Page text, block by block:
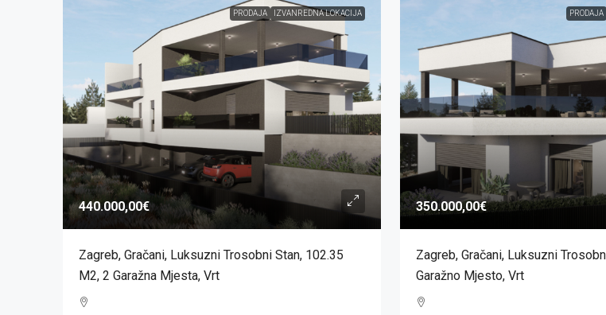
PRODAJA IZVANREDNA LOKACIJA
440.000,00€
Zagreb, Gračani, Luksuzni Trosobni Stan, 102.35
M2, 2 Garažna Mjesta, Vrt
PRODAJA
350.000,00€
Zagreb, Gračani, Luksuzni
Garažno Mjesto, Vrt